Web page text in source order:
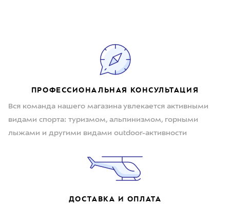
ПРОФЕССИОНАЛЬНАЯ КОНСУЛЬТАЦИЯ
Вся команда нашего магазина увлекается активными
видами спорта: туризмом, альпинизмом, горными
лыжами и другими видами outdoor-активности
ДОСТАВКА И ОПЛАТА